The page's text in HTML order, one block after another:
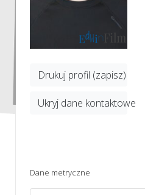
Drukuj profil (zapisz)
Ukryj dane kontaktowe
Dane metryczne